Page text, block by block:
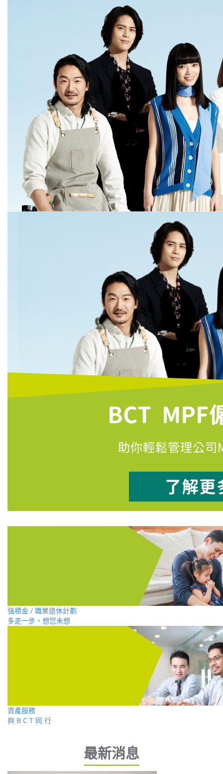
強積金 / 職業退休計劃
多走一步，想您未想
資產服務
與 B C T 同 行
最新消息